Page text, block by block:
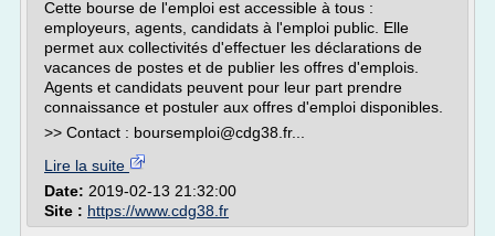
Cette bourse de l'emploi est accessible à tous :
employeurs, agents, candidats à l'emploi public. Elle
permet aux collectivités d'effectuer les déclarations de
vacances de postes et de publier les offres d'emplois.
Agents et candidats peuvent pour leur part prendre
connaissance et postuler aux offres d'emploi disponibles.
>> Contact : boursemploi@cdg38.fr...
Lire la suite
Date: 2019-02-13 21:32:00
Site : https://www.cdg38.fr